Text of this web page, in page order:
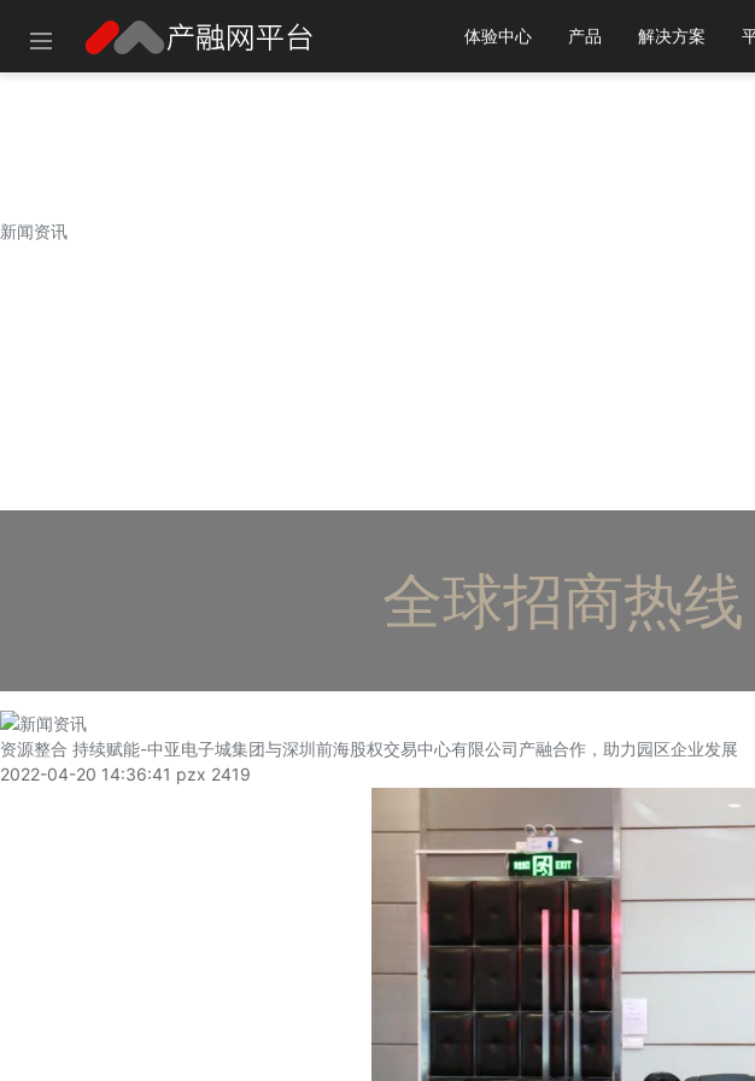
建议使用以下浏览器，以获得最佳体验。
体验中心 产品 解决方案
新闻资讯
全球招商热
资源整合 持续赋能-中亚电子城集团与深圳前海股权交易中心有限公司产融合作，助力园区企业发展
2022-04-20 14:36:41 pzx 2419